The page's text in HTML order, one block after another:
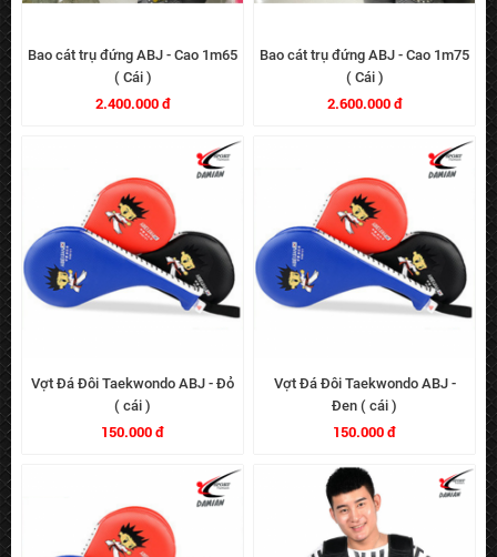
Bao cát trụ đứng ABJ - Cao 1m65
( Cái )
2.400.000 đ
Bao cát trụ đứng ABJ - Cao 1m75
( Cái )
2.600.000 đ
Vợt Đá Đôi Taekwondo ABJ - Đỏ
( cái )
150.000 đ
Vợt Đá Đôi Taekwondo ABJ -
Đen ( cái )
150.000 đ